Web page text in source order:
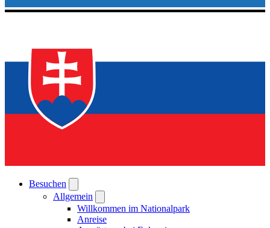
Besuchen
Allgemein
Willkommen im Nationalpark
Anreise